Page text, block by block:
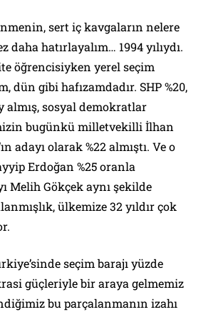
sert iç kavgaların nelere
hatırlayalım… 1994 yılıydı.
öğrencisiyken yerel seçim
dün gibi hafızamdadır. SHP %20,
almış, sosyal demokratlar
bugünkü milletvekilli İlhan
adayı olarak %22 almıştı. Ve o
Erdoğan %25 oranla
Melih Gökçek aynı şekilde
ülkemize 32 yıldır çok
seçim barajı yüzde
güçleriyle bir araya gelmemiz
bu parçalanmanın izahı